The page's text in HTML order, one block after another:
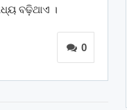
ବଢ଼ିଥାଏ ।
0